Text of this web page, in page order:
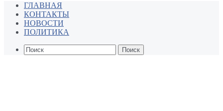
ГЛАВНАЯ
КОНТАКТЫ
НОВОСТИ
ПОЛИТИКА
Поиск